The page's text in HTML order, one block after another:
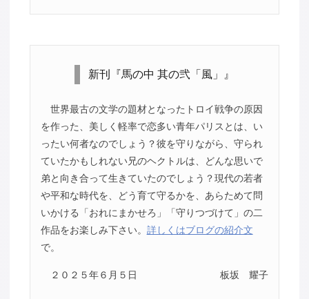
新刊『馬の中 其の弐「風」』
世界最古の文学の題材となったトロイ戦争の原因
を作った、美しく軽率で恋多い青年パリスとは、い
ったい何者なのでしょう？彼を守りながら、守られ
ていたかもしれない兄のヘクトルは、どんな思いで
弟と向き合って生きていたのでしょう？現代の若者
や平和な時代を、どう育て守るかを、あらためて問
いかける「おれにまかせろ」「守りつづけて」の二
作品をお楽しみ下さい。 詳しくはブログの紹介文
で。
２０２５年６月５日 板坂 耀子